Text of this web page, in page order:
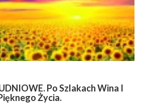
Po Szlakach Wina I
Życia.